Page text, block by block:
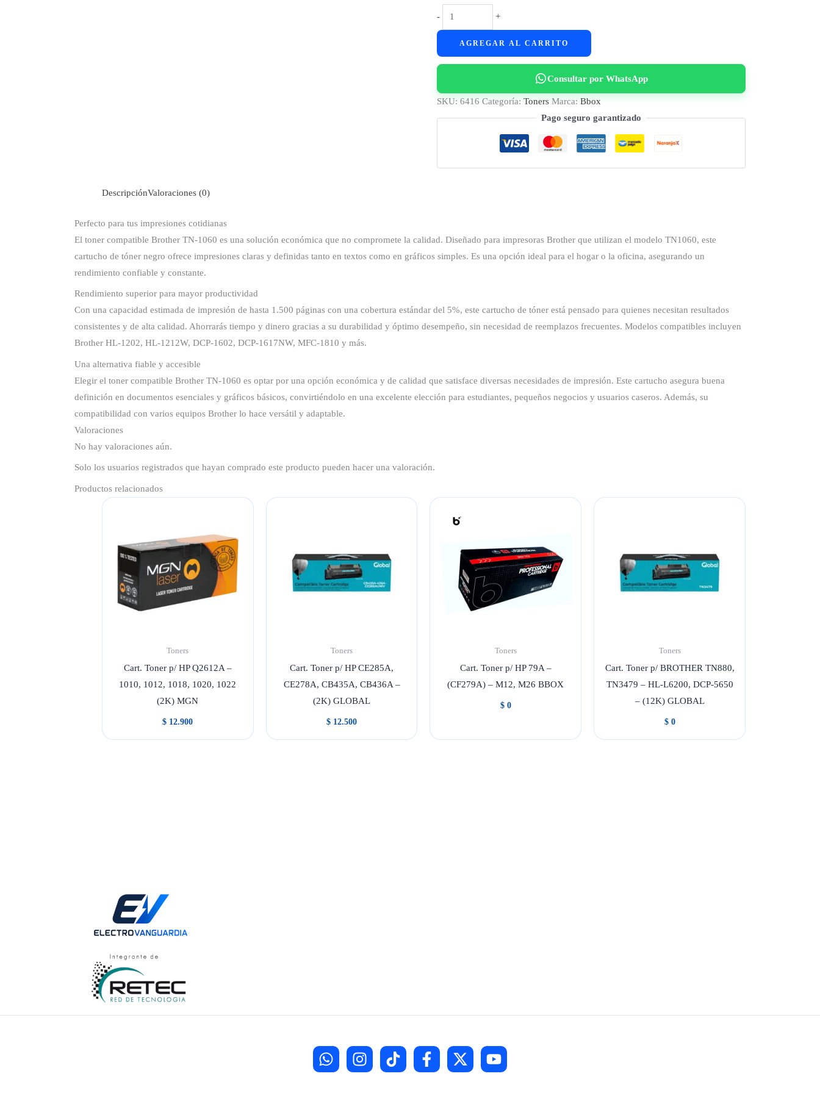
-
Cart.
Toner
-
+
AGREGAR AL CARRITO
Consultar por WhatsApp
SKU: 6416 Categoría: Toners Marca: Bbox
Pago seguro garantizado
DescripciónValoraciones (0)
Perfecto para tus impresiones cotidianas
El toner compatible Brother TN-1060 es una solución económica que no compromete la calidad. Diseñado para impresoras Brother que utilizan el modelo TN1060, este
cartucho de tóner negro ofrece impresiones claras y definidas tanto en textos como en gráficos simples. Es una opción ideal para el hogar o la oficina, asegurando un
rendimiento confiable y constante.
Rendimiento superior para mayor productividad
Con una capacidad estimada de impresión de hasta 1.500 páginas con una cobertura estándar del 5%, este cartucho de tóner está pensado para quienes necesitan resultados
consistentes y de alta calidad. Ahorrarás tiempo y dinero gracias a su durabilidad y óptimo desempeño, sin necesidad de reemplazos frecuentes. Modelos compatibles incluyen
Brother HL-1202, HL-1212W, DCP-1602, DCP-1617NW, MFC-1810 y más.
Una alternativa fiable y accesible
Elegir el toner compatible Brother TN-1060 es optar por una opción económica y de calidad que satisface diversas necesidades de impresión. Este cartucho asegura buena
definición en documentos esenciales y gráficos básicos, convirtiéndolo en una excelente elección para estudiantes, pequeños negocios y usuarios caseros. Además, su
compatibilidad con varios equipos Brother lo hace versátil y adaptable.
Valoraciones
No hay valoraciones aún.
Solo los usuarios registrados que hayan comprado este producto pueden hacer una valoración.
Productos relacionados
Toners
Cart. Toner p/ HP Q2612A –
1010, 1012, 1018, 1020, 1022
(2K) MGN
$ 12.900
Toners
Cart. Toner p/ HP CE285A,
CE278A, CB435A, CB436A –
(2K) GLOBAL
$ 12.500
Toners
Cart. Toner p/ HP 79A –
(CF279A) – M12, M26 BBOX
$0
Toners
Cart. Toner p/ BROTHER TN880,
TN3479 – HL-L6200, DCP-5650
– (12K) GLOBAL
$0